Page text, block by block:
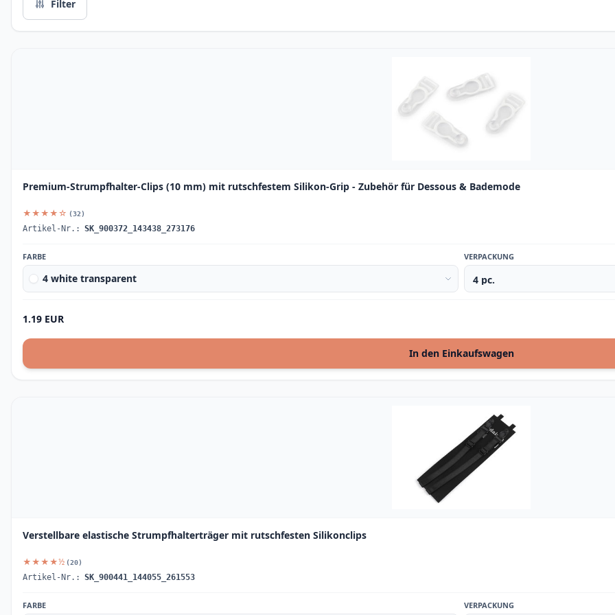
Filter
Premium-Strumpfhalter-Clips (10 mm) mit rutschfestem Silikon-Grip - Zubehör für Dessous & Bademode
★★★★☆ (32)
Artikel-Nr.: SK_900372_143438_273176
FARBE
4 white transparent
VERPACKUNG
1.19 EUR
In den Einkaufswagen
Verstellbare elastische Strumpfhalterträger mit rutschfesten Silikonclips
★★★★½ (20)
Artikel-Nr.: SK_900441_144055_261553
FARBE VERPACKUNG